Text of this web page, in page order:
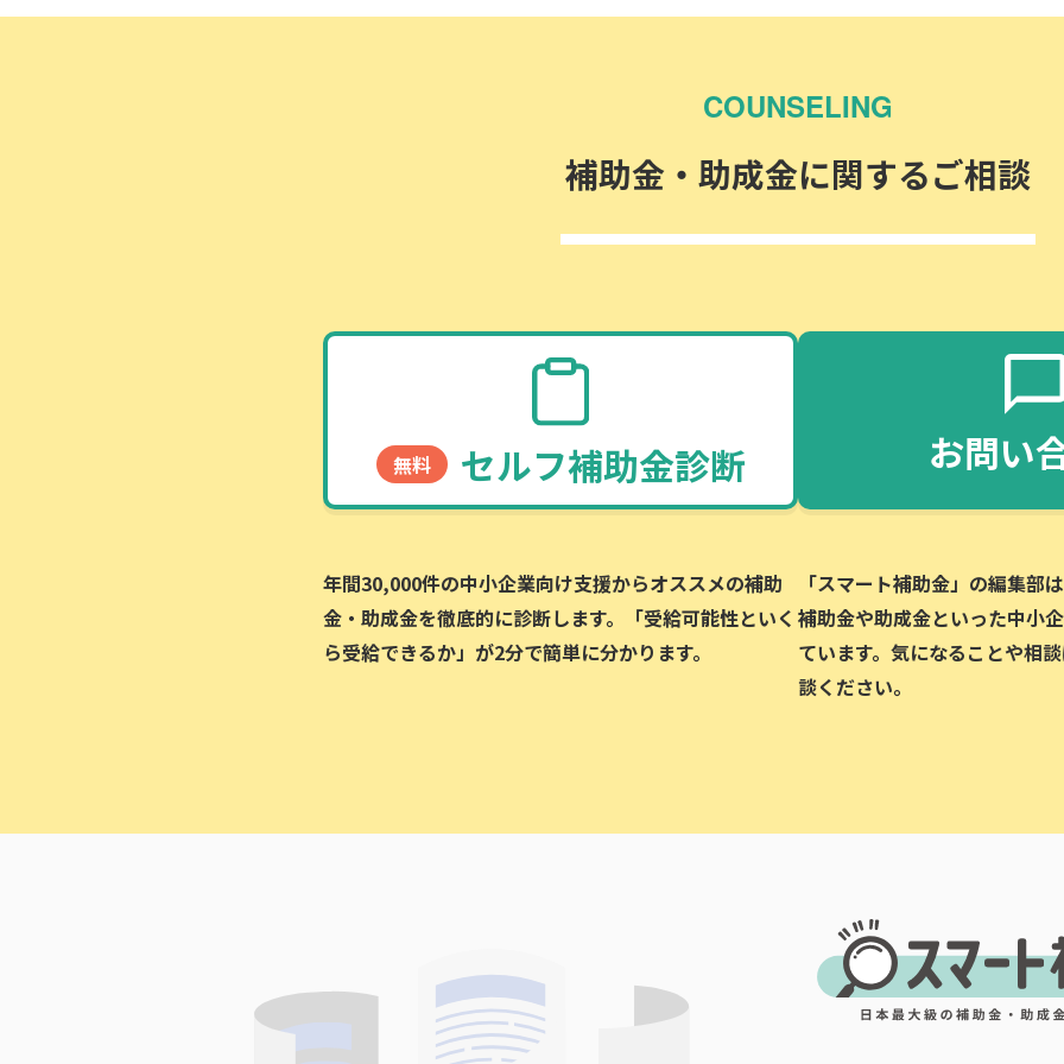
COUNSELING
補助金・助成金に関するご相談
無料 セルフ補助金診断
年間30,000件の中小企業向け支援からオススメの補助
金・助成金を徹底的に診断します。「受給可能性といく
ら受給できるか」が2分で簡単に分かります。
お問い
「スマート補助金」の編集部
補助金や助成金といった中小
ています。気になることや相
談ください。